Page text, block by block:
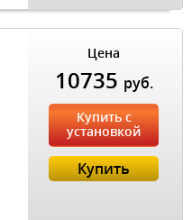
Цена
10735 руб.
Купить с
установкой
Купить